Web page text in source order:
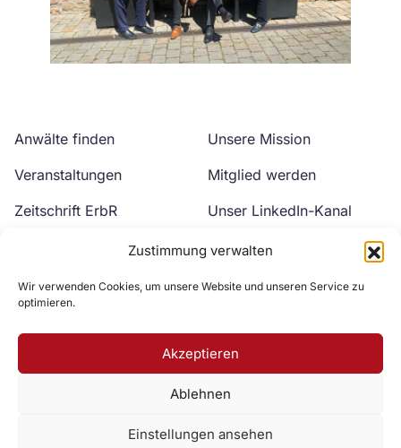
Zustimmung verwalten
Wir verwenden Cookies, um unsere Website und unseren Service zu
optimieren.
Akzeptieren
Ablehnen
Einstellungen ansehen
Anwälte finden
Veranstaltungen
Zeitschrift ErbR
Unsere Mission
Mitglied werden
Unser LinkedIn-Kanal
Unser YouTube-Kanal
Zur DAV Webseite